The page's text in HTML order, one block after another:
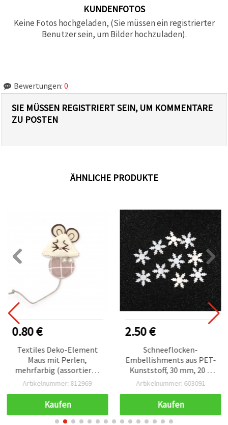
KUNDENFOTOS
Keine Fotos hochgeladen, (Sie müssen ein registrierter
Benutzer sein, um Bilder hochzuladen).
Bewertungen: 0
SIE MÜSSEN REGISTRIERT SEIN, UM KOMMENTARE
ZU POSTEN
ÄHNLICHE PRODUKTE
0.80 €
Textiles Deko-Element
Maus mit Perlen,
mehrfarbig (assortiert),
50 x 34 mm – 2 Stück
Artikelnummer: 812969
Kaufen
2.50 €
Schneeflocken-
Embellishments aus PET-
Kunststoff, 30 mm, 20 g
(ca. 1.000 Stk.)
Artikelnummer: 603091
Kaufen